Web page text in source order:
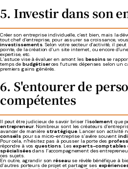
5. Investir dans son
Créer son entreprise individuelle, c’est bien, mais la
tout chef d’entreprise, pour assurer sa croissance,
investissements. Selon votre secteur d’activité, il peut
pointe, de la création d’un site internet, ou encore d’une
expertise, etc.
L’astuce vise à évaluer en amont les besoins se
temps de budgétiserces futures dépenses selon un
premiers gains générés.
6. S'entourer de
compétentes
Il peut être judicieux de savoir briser l’isolement que
entrepreneur. Nombreux sont les créateurs
avancer de manière stratégique. Lancer son activité
conseils pour sa micro-entreprise s’avère souvent
Pour cela, n’hésitez pas à pousser la porte des
répondre à vosquestions. Lesexperts-comptables
spécialiséesdans l’accompagnement des
ces sujets.
En outre, agrandir sonréseause révèle bénéfique à
d’autres porteurs de projet et partager ses